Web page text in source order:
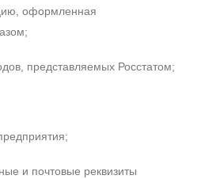
оформленная
представляемых Росстатом;
и почтовые реквизиты